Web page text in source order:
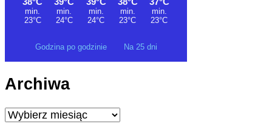
Godzina po godzinie Na 25 dni
Archiwa
Archiwa